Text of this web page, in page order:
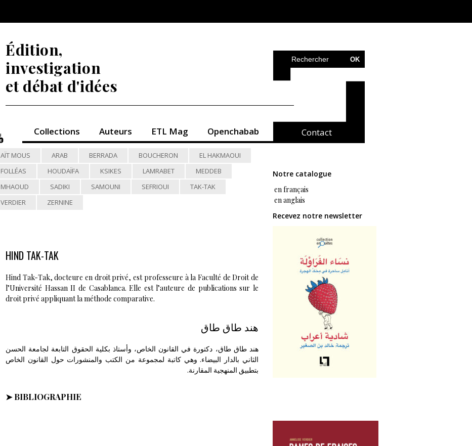
Édition,
investigation
et débat d'idées
Collections Auteurs ETL Mag Openchabab Contact
AÏT MOUS ARAB BERRADA BOUCHERON
EL HAKMAOUI
FOLLÉAS
HOUDAÏFA KSIKES LAMRABET
MEDDEB
MHAOUD
SADIKI SAMOUNI SEFRIOUI
TAK-TAK
VERDIER
ZERNINE
HIND TAK-TAK
Hind Tak-Tak, docteure en droit privé, est professeure à la Faculté de Droit de
l’Université Hassan II de Casablanca. Elle est l’auteure de publications sur le
droit privé appliquant la méthode comparative.
هند طاق طاق
هند طاق طاق، دكتورة في القانون الخاص، وأستاذ بكلية الحقوق التابعة لجامعة الحسن
الثاني بالدار البيضاء. وهي كاتبة لمجموعة من الكتب والمنشورات حول القانون الخاص
بتطبيق المنهجية المقارنة.
BIBLIOGRAPHIE
Notre catalogue
en français
en anglais
Recevez notre newsletter